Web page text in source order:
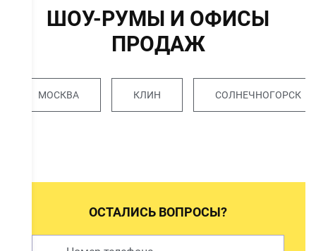
ШОУ-РУМЫ И ОФИСЫ
ПРОДАЖ
МОСКВА КЛИН СОЛНЕЧНОГОРСК
ОСТАЛИСЬ ВОПРОСЫ?